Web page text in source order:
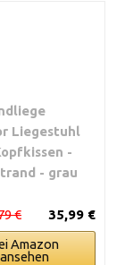
Liegestuhl
-
- grau
35,99 €
€
Amazon
ansehen